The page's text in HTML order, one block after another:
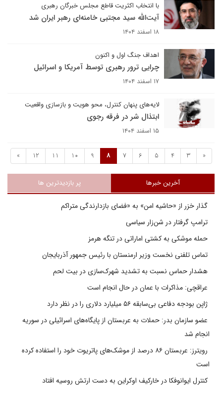
با انتخاب اکثریت قاطع مجلس خبرگان رهبری
آیت‌الله سید مجتبی خامنه‌ای رهبر ایران شد
۱۸ اسفند ۱۴۰۴
اهداف جنگ اول و اکنون
چرایی ترور رهبری توسط آمریکا و اسرائیل
۱۷ اسفند ۱۴۰۴
لایه‌های پنهان کنترل، محو هویت و بازسازی واقعیت
ابتذال شر در فرقه رجوی
۱۵ اسفند ۱۴۰۴
«
3
4
5
6
7
8
9
10
11
12
»
آخرین خبرها پر بازدیدترین ها
گذار خزر از «حاشیه امن» به «فضای بازدارندگی متراکم
ترامپ گرفتار در شن‌زار سیاسی
حمله موشکی به کشتی اماراتی در تنگه هرمز
تماس تلفنی نخست وزیر ارمنستان با رئیس جمهور آذربایجان
هشدار حماس نسبت به تشدید شهرک‌سازی در بیت‌ لحم
عراقچی: مذاکرات با عمان در حال انجام است
ژاپن بودجه دفاعی بی‌سابقه ۵۶ میلیارد دلاری را در نظر دارد
عضو سازمان بدر: حملات به عربستان از پایگاه‌های اسرائیلی در سوریه
انجام شد
رویترز: عربستان ۸۶ درصد از موشک‌های پاتریوت خود را استفاده کرده
است
کنترل ایوانوفکا در خارکیف اوکراین به دست ارتش روسیه افتاد